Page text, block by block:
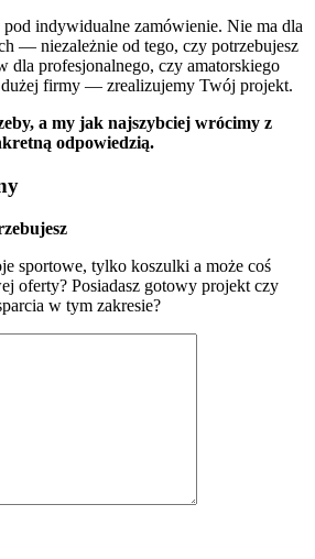
indywidualne zamówienie. Nie ma dla
— niezależnie od tego, czy potrzebujesz
dla profesjonalnego, czy amatorskiego
dużej firmy — zrealizujemy Twój projekt.
a my jak najszybciej wrócimy z
odpowiedzią.
sportowe, tylko koszulki a może coś
oferty? Posiadasz gotowy projekt czy
w tym zakresie?